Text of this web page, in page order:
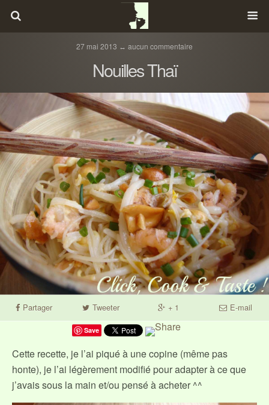
27 mai 2013 ↔ aucun commentaire
Nouilles Thaï
Partager Tweeter + 1 E-mail
Save
Cette recette, je l’ai piqué à une copine (même pas
honte), je l’ai légèrement modifié pour adapter à ce que
j’avais sous la main et/ou pensé à acheter ^^